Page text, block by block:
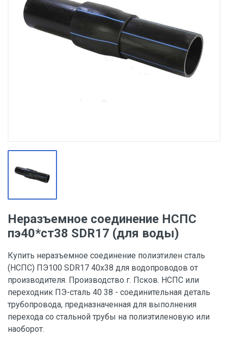
Неразъемное соединение НСПС
пэ40*ст38 SDR17 (для воды)
Купить неразъемное соединение полиэтилен сталь
(НСПС) ПЭ100 SDR17 40х38 для водопроводов от
производителя. Производство г. Псков. НСПС или
переходник ПЭ-сталь 40 38 - соединительная деталь
трубопровода, предназначенная для выполнения
перехода со стальной трубы на полиэтиленовую или
наоборот.